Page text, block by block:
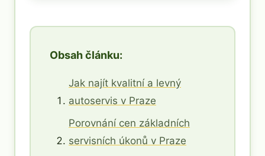
Obsah článku:
Jak najít kvalitní a levný
autoservis v Praze
Porovnání cen základních
servisních úkonů v Praze